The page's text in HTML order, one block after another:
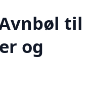
til
og